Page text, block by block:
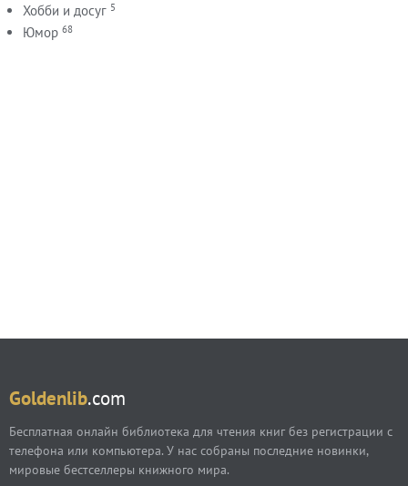
Хобби и досуг 5
Юмор 68
Goldenlib.com
Бесплатная онлайн библиотека для чтения книг без регистрации с
телефона или компьютера. У нас собраны последние новинки,
мировые бестселлеры книжного мира.